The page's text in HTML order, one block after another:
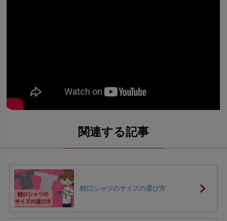
鯉口シャツのサイズの選び方